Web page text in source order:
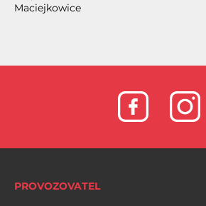
Maciejkowice
PROVOZOVATEL